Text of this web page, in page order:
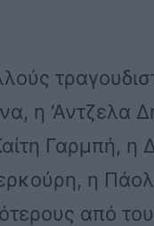
η ‘Αντζελα
Γαρμπή, η
η
από